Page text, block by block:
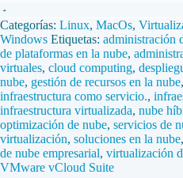
VMware
vCloud
Suite
6
Standar
1
Dispositivo
de
por
Vida
cantidad
Categorías: Linux, MacOs,
Windows Etiquetas: administración
de plataformas en la nube,
virtuales, cloud computing,
nube, gestión de recursos en la nube,
infraestructura como servicio.,
infraestructura virtualizada, nube
optimización de nube, servicios de
virtualización, soluciones en la nube,
de nube empresarial, virtualización
VMware vCloud Suite